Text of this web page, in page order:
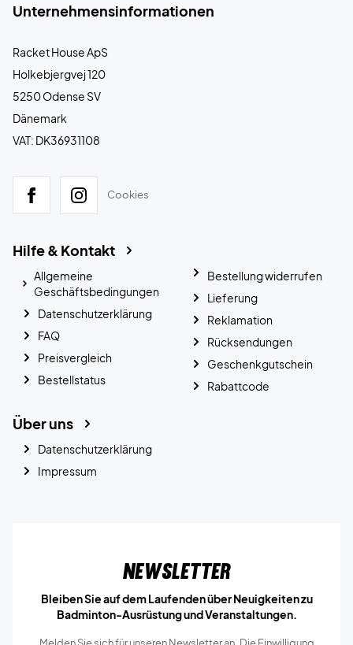
Unternehmensinformationen
Racket House ApS
Holkebjergvej 120
5250 Odense SV
Dänemark
VAT: DK36931108
Cookies
Hilfe & Kontakt
Allgemeine
Geschäftsbedingungen
Datenschutzerklärung
FAQ
Preisvergleich
Bestellstatus
Bestellung widerrufen
Lieferung
Reklamation
Rücksendungen
Geschenkgutschein
Rabattcode
Über uns
Datenschutzerklärung
Impressum
Newsletter
Bleiben Sie auf dem Laufenden über Neuigkeiten zu
Badminton-Ausrüstung und Veranstaltungen.
Melden Sie sich für unseren Newsletter an. Die Einwilligung